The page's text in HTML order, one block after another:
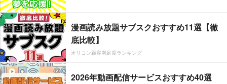
漫画読み放題サブスクおすすめ11選【徹
底比較】
オリコン顧客満足度ランキング
2026年動画配信サービスおすすめ40選